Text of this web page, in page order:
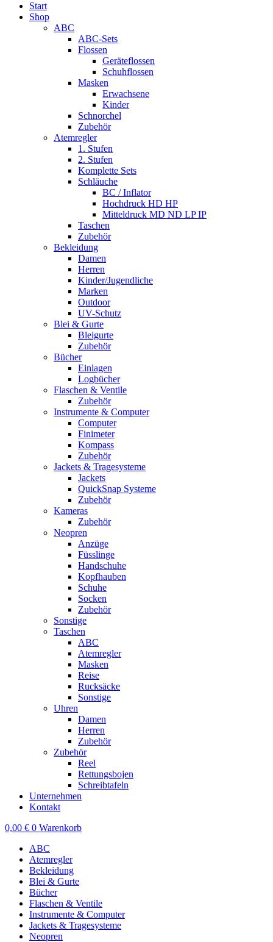
Start
Shop
ABC
ABC-Sets
Flossen
Geräteflossen
Schuhflossen
Masken
Erwachsene
Kinder
Schnorchel
Zubehör
Atemregler
1. Stufen
2. Stufen
Komplette Sets
Schläuche
BC / Inflator
Hochdruck HD HP
Mitteldruck MD ND LP IP
Taschen
Zubehör
Bekleidung
Damen
Herren
Kinder/Jugendliche
Marken
Outdoor
UV-Schutz
Blei & Gurte
Bleigurte
Zubehör
Bücher
Einlagen
Logbücher
Flaschen & Ventile
Zubehör
Instrumente & Computer
Computer
Finimeter
Kompass
Zubehör
Jackets & Tragesysteme
Jackets
QuickSnap Systeme
Zubehör
Kameras
Zubehör
Neopren
Anzüge
Füsslinge
Handschuhe
Kopfhauben
Schuhe
Socken
Zubehör
Sonstige
Taschen
ABC
Atemregler
Masken
Reise
Rucksäcke
Sonstige
Uhren
Damen
Herren
Zubehör
Zubehör
Reel
Rettungsbojen
Schreibtafeln
Unternehmen
Kontakt
0,00 € 0 Warenkorb
ABC
Atemregler
Bekleidung
Blei & Gurte
Bücher
Flaschen & Ventile
Instrumente & Computer
Jackets & Tragesysteme
Neopren